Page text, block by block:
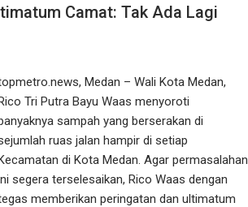
Camat: Tak Ada Lagi
Medan – Wali Kota Medan,
Tri Putra Bayu Waas menyoroti
sampah yang berserakan di
ruas jalan hampir di setiap
di Kota Medan. Agar permasalahan
segera terselesaikan, Rico Waas dengan
memberikan peringatan dan ultimatum